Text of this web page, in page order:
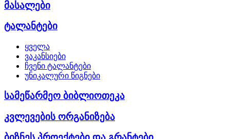
მასალები
ტალანტები
ყველა
ვაკანსიები
ჩვენი ტალანტები
უნიკალური წიგნები
სამეწარმეო ბიბლიოთეკა
კვლევების ორგანიზება